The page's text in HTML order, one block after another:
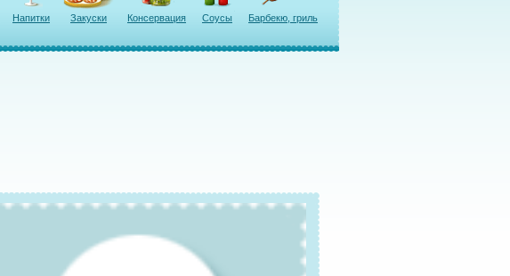
Напитки Закуски Консервация Соусы Барбекю, гриль